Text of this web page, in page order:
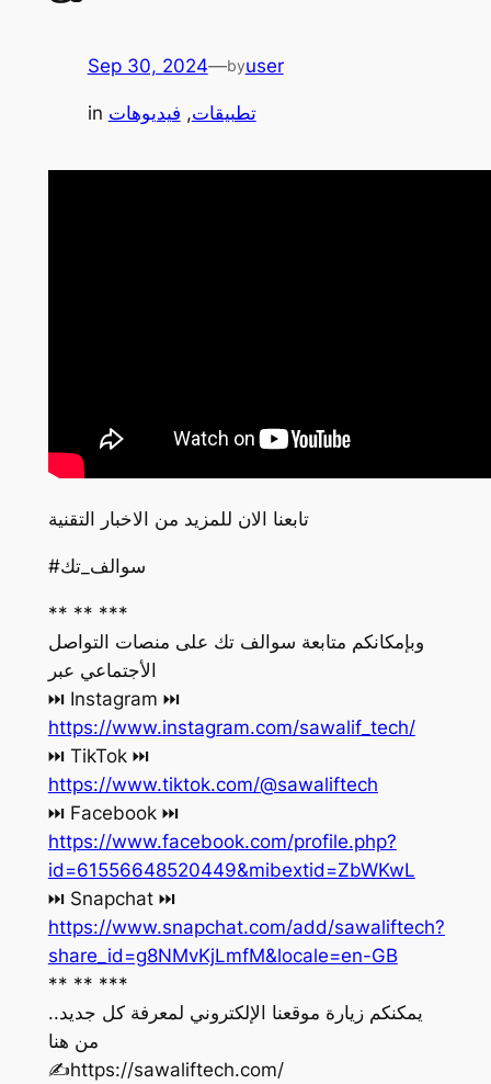
Sep 30, 2024—byuser
in تطبيقات, فيديوهات
تابعنا الان للمزيد من الاخبار التقنية
#سوالف_تك
** ** ***
وبإمكانكم متابعة سوالف تك على منصات التواصل
الأجتماعي عبر
‏⏭ Instagram ⏭
https://www.instagram.com/sawalif_tech/
‏⏭ TikTok ⏭
https://www.tiktok.com/@sawaliftech
‏⏭ Facebook ⏭
https://www.facebook.com/profile.php?
id=61556648520449&mibextid=ZbWKwL
‏⏭ Snapchat ⏭
https://www.snapchat.com/add/sawaliftech?
share_id=g8NMvKjLmfM&locale=en-GB
** ** ***
يمكنكم زيارة موقعنا الإلكتروني لمعرفة كل جديد..
من هنا
‏✍️https://sawaliftech.com/